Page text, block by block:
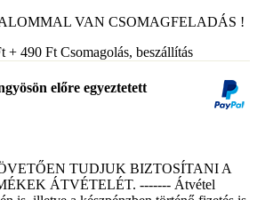
VAN CSOMAGFELADÁS !
+ 490 Ft Csomagolás, beszállítás
előre egyeztetett
TUDJUK BIZTOSÍTANI A
ÁTVÉTELÉT. ------- Átvétel